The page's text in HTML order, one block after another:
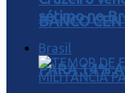
BANCO
PARA 14%
sétimo no
Brasil